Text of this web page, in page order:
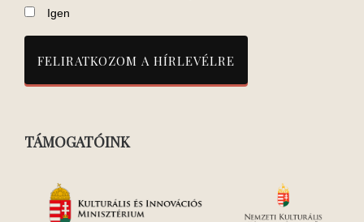
Igen
TÁMOGATÓINK